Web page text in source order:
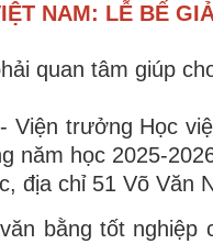
NAM: LỄ BẾ
quan tâm giúp
trưởng Học
năm học 2025-
địa chỉ 51 Võ Văn
bằng tốt